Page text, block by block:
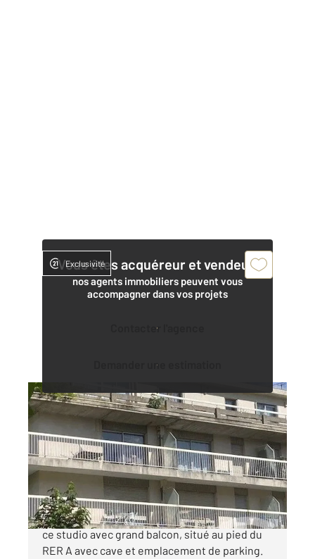
Vous êtes acquéreur et vendeur,
nos agents immobiliers peuvent vous
accompagner dans vos projets
Contacter l'agence
Demander une estimation
Exclusivité
BOISSY ST LEGER 94
27,87 m , 1 pièce
Ref : 44528
Appartement F1 à vendre
129 000 €
CENTURY 21 BOISS'IMMOBILIER vous propose
ce studio avec grand balcon, situé au pied du
RER A avec cave et emplacement de parking.